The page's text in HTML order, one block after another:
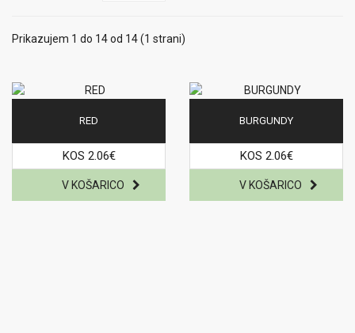
Prikazujem 1 do 14 od 14 (1 strani)
RED
KOS 2.06€
BURGUNDY
KOS 2.06€